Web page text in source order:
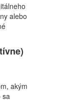
alebo
akým
sa